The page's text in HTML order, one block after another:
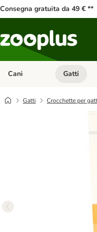
Consegna gratuita da 49 € **
Cani Apri Menu
Gatti
Gatti Crocchette per